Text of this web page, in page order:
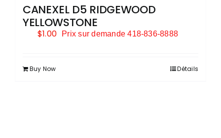
CANEXEL D5 RIDGEWOOD
YELLOWSTONE
$1.00 Prix sur demande 418-836-8888
Buy Now Détails